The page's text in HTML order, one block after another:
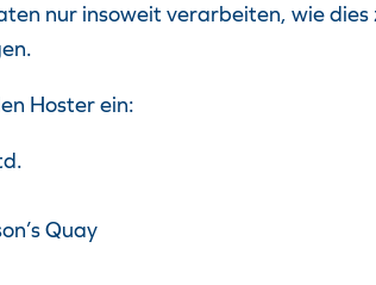
nur insoweit verarbeiten, wie
Hoster ein:
Quay